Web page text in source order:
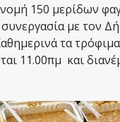
150 μερίδων
με τον
τα τρόφιμα
11.00πμ και